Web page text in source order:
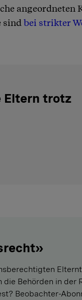
angeordneten
sind bei strikter
Eltern trotz
die Behörden in der
Beobachter-